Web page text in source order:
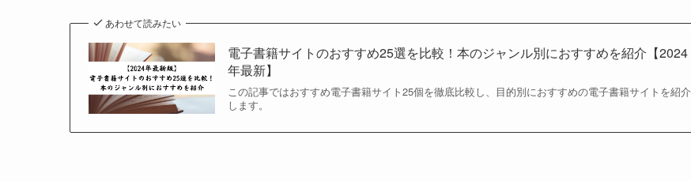
あわせて読みたい
電子書籍サイトのおすすめ25選を比較！本のジャンル別におすすめを紹介【2024
年最新】
この記事ではおすすめ電子書籍サイト25個を徹底比較し、目的別におすすめの電子書籍サイトを紹介
します。